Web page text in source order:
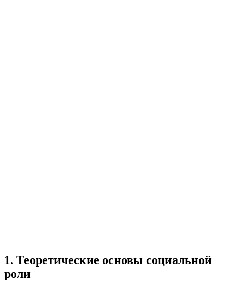
1. Теоретические основы социальной
роли